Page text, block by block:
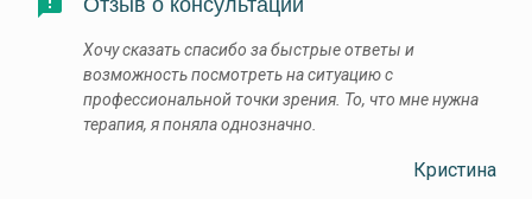
Хочу сказать спасибо за быстрые ответы и
возможность посмотреть на ситуацию с
профессиональной точки зрения. То, что мне нужна
терапия, я поняла однозначно.
Кристина